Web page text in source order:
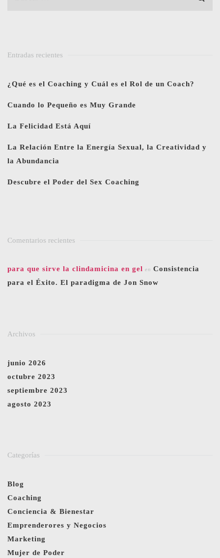
Entradas recientes
¿Qué es el Coaching y Cuál es el Rol de un Coach?
Cuando lo Pequeño es Muy Grande
La Felicidad Está Aquí
La Relación Entre la Energía Sexual, la Creatividad y
la Abundancia
Descubre el Poder del Sex Coaching
Comentarios recientes
para que sirve la clindamicina en gel en Consistencia
para el Éxito. El paradigma de Jon Snow
Archivos
junio 2026
octubre 2023
septiembre 2023
agosto 2023
Categorías
Blog
Coaching
Conciencia & Bienestar
Emprenderores y Negocios
Marketing
Mujer de Poder